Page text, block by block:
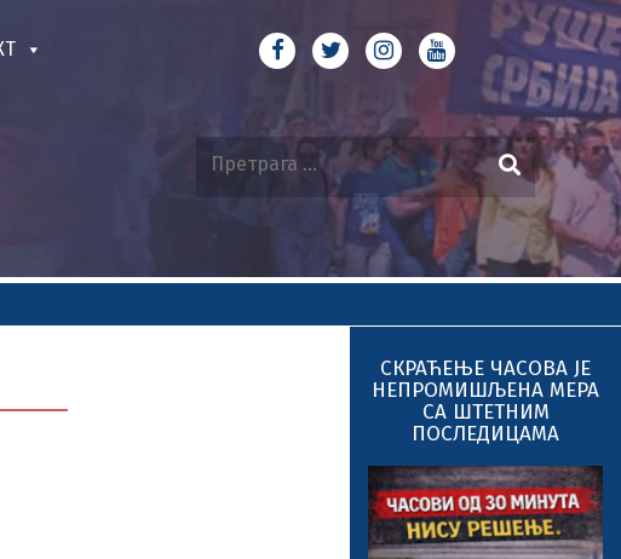
СКРАЋЕЊЕ ЧАСОВА ЈЕ
НЕПРОМИШЉЕНА МЕРА
СА ШТЕТНИМ
ПОСЛЕДИЦАМА